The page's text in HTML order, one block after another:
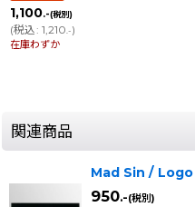
1,100.-(税別)
(税込: 1,210.-)
在庫わずか
関連商品
Mad Sin / Logo
950.-(税別)